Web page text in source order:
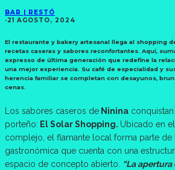
BAR | RESTÓ
·21 AGOSTO, 2024
El restaurante y bakery artesanal llega al shopping
recetas caseras y sabores reconfortantes. Aquí,
expresso de última generación que redefine la
una mejor experiencia. Su café de especialidad y
herencia familiar se completan con desayunos,
cenas.
Los sabores caseros de Ninina
porteño: El Solar Shopping. Ubicado en
complejo, el flamante local forma parte de
gastronómica que cuenta con una
espacio de concepto abierto. “La